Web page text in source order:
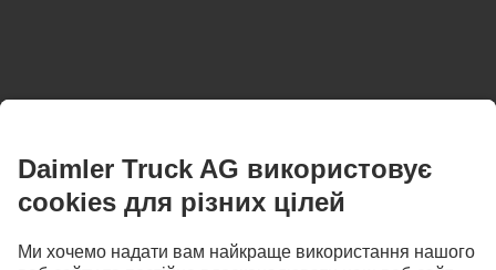
входять до стандартного обладнання. Наведені ілюстрації є лише зразками і не
обов'язково відображають фактичний стан оригінальних автомобілів. Зовнішній
вигляд оригінальних автомобілів може не відповідати наведеним ілюстраціям.
також містити різновиди і послуги з догляду, а також послуги та вироби,
недоступні в окремих країнах.